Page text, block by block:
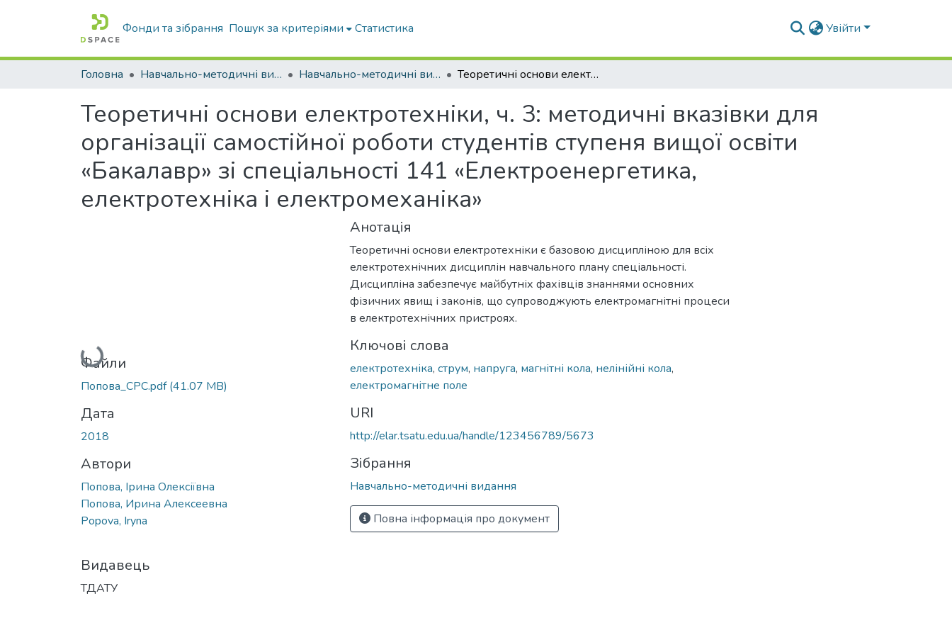
Фонди та зібрання Пошук за критеріями Статистика Увійти
Головна Навчально-методичні видання Навчально-методичні видання Теоретичні основи електротехніки, ч. 3: методичні вказівки для організації самостійної роботи студентів ступеня вищої освіти «Бакалавр» зі спеціальності 141 «Електроенергетика, електротехніка і електромеханіка»
Теоретичні основи електротехніки, ч. 3: методичні вказівки для
організації самостійної роботи студентів ступеня вищої освіти
«Бакалавр» зі спеціальності 141 «Електроенергетика,
електротехніка і електромеханіка»
Вантажиться...
Файли
Попова_СРС.pdf(41.07 MB)
Дата
2018
Автори
Попова, Ірина Олексіївна
Попова, Ирина Алексеевна
Popova, Iryna
Видавець
ТДАТУ
Анотація
Теоретичні основи електротехніки є базовою дисципліною для всіх
електротехнічних дисциплін навчального плану спеціальності.
Дисципліна забезпечує майбутніх фахівців знаннями основних
фізичних явищ і законів, що супроводжують електромагнітні процеси
в електротехнічних пристроях.
Ключові слова
електротехніка, струм, напруга, магнітні кола, нелінійні кола,
електромагнітне поле
URI
http://elar.tsatu.edu.ua/handle/123456789/5673
Зібрання
Навчально-методичні видання
Повна інформація про документ